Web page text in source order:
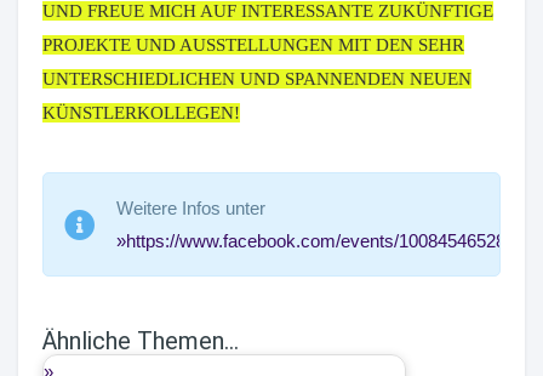
UND FREUE MICH AUF INTERESSANTE ZUKÜNFTIGE
PROJEKTE UND AUSSTELLUNGEN MIT DEN SEHR
UNTERSCHIEDLICHEN UND SPANNENDEN NEUEN
KÜNSTLERKOLLEGEN!
Weitere Infos unter
https://www.facebook.com/events/
Ähnliche Themen...